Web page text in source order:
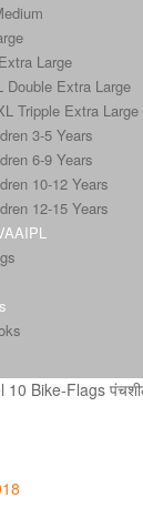
Large
Double Extra Large
Tripple Extra Large
3-5 Years
6-9 Years
10-12 Years
12-15 Years
10 Bike-Flags